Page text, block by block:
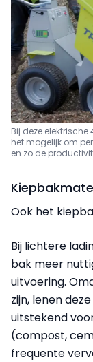
Bij deze
het mogelijk om
en zo de
Ook het
Bij lichtere
bak meer
uitvoering.
zijn, lenen
uitstekend
(compost,
frequente